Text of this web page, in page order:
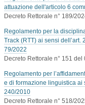
attuazione dell'articolo 6
Decreto Rettorale n° 189/
Regolamento per la
Track (RTT) ai sensi dell’art.
79/2022
Decreto Rettorale n° 151 del
Regolamento per
e di formazione linguistica ai
240/2010
Decreto Rettorale n° 518/